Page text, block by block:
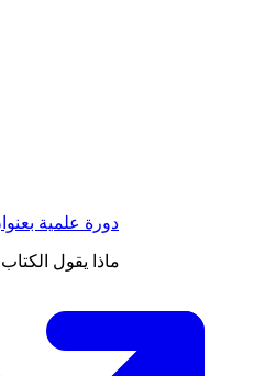
دورة علمية
7- ماذا يقول